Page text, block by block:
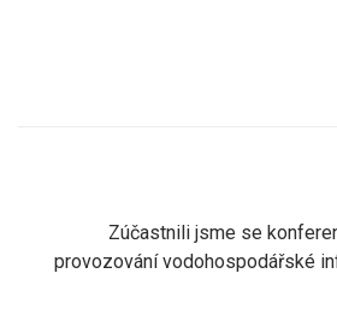
Zúčastnili jsme se
provozování vodohospodářské